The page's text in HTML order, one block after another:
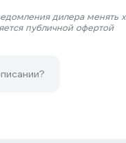
дилера
публичной офертой